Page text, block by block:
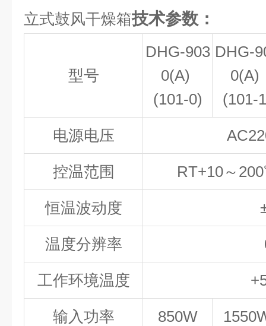
立式鼓风干燥箱技术参数：
型号
DHG-903
0(A)
(101-0)
DHG-
0(A)
(101-
电源电压
控温范围 RT+10～
恒温波动度
温度分辨率
工作环境温度
输入功率 850W